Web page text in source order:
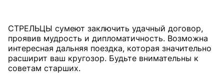
СТРЕЛЬЦЫ сумеют заключить удачный договор,
проявив мудрость и дипломатичность. Возможна
интересная дальняя поездка, которая значительно
расширит ваш кругозор. Будьте внимательны к
советам старших.